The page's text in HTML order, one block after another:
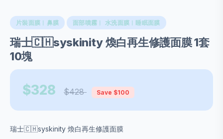
片裝面膜︱鼻膜 面部噴霧︱ 水洗面膜︱睡眠面膜
瑞士🇨🇭syskinity 煥白再生修護面膜 1套
10塊
$328 $428 Save $100
瑞士🇨🇭syskinity 煥白再生修護面膜